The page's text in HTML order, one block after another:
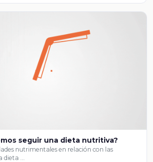
seguir una dieta nutritiva?
nutrimentales en relación con las
dieta …